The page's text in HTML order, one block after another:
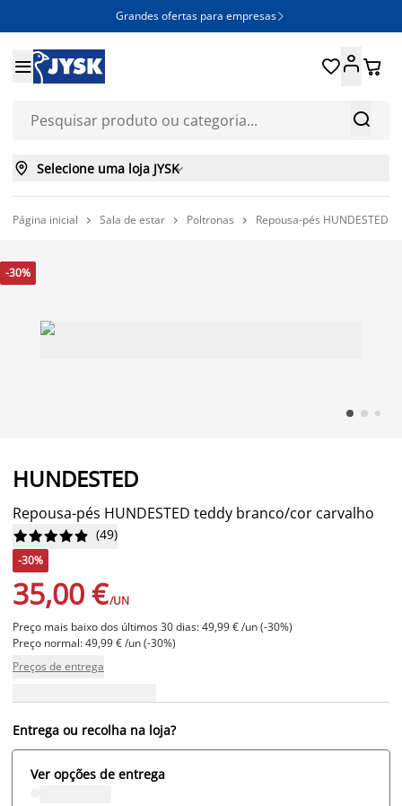
Grandes ofertas para empresas 


 
 Selecione uma loja JYSK
Página inicial  Sala de estar  Poltronas  Repousa-pés HUNDESTED
-30%
HUNDESTED
Repousa-pés HUNDESTED teddy branco/cor carvalho





 (49)
-30%
35,00 €/UN
Preço mais baixo dos últimos 30 dias: 49,99 € /un (-30%)
Preço normal: 49,99 € /un (-30%)
Preços de entrega
Entrega ou recolha na loja?
Ver opções de entrega